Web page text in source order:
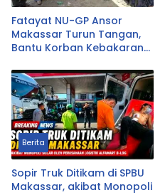
Fatayat NU-GP Ansor
Makassar Turun Tangan,
Bantu Korban Kebakaran
Berita
Sopir Truk Ditikam di SPBU
Makassar, akibat Monopoli